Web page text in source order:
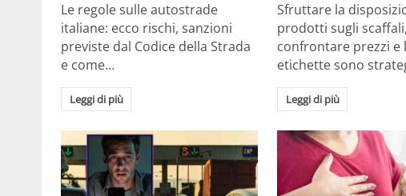
Le regole sulle autostrade
italiane: ecco rischi, sanzioni
previste dal Codice della Strada
e come…
Leggi di più
Sfruttare la
prodotti sugli scaffali,
confrontare prezzi e
etichette sono
Leggi di più